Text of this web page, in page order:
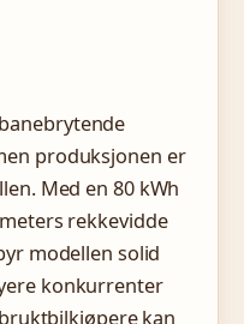
produksjonen er
Med en 80 kWh
rekkevidde
modellen solid
konkurrenter
kan